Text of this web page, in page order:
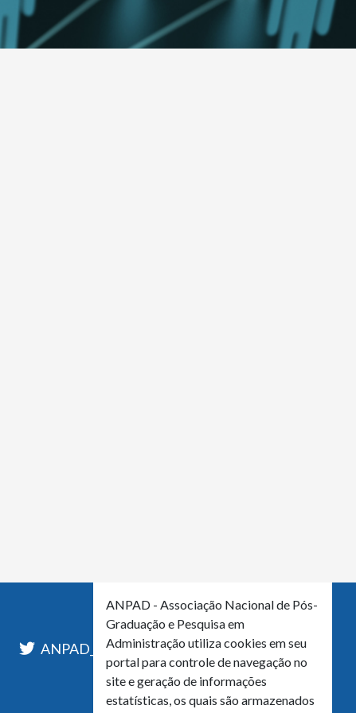
ANPAD_Oficial ANPAD
ANPAD - Associação Nacional de Pós-
Graduação e Pesquisa em
Administração utiliza cookies em seu
portal para controle de navegação no
site e geração de informações
estatísticas, os quais são armazenados